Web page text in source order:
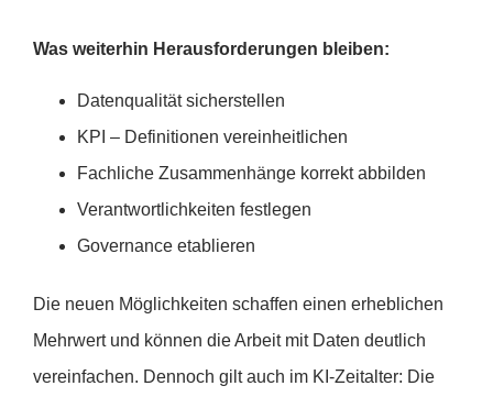
Was weiterhin Herausforderungen bleiben:
Datenqualität sicherstellen
KPI – Definitionen vereinheitlichen
Fachliche Zusammenhänge korrekt abbilden
Verantwortlichkeiten festlegen
Governance etablieren
Die neuen Möglichkeiten schaffen einen erheblichen
Mehrwert und können die Arbeit mit Daten deutlich
vereinfachen. Dennoch gilt auch im KI-Zeitalter: Die